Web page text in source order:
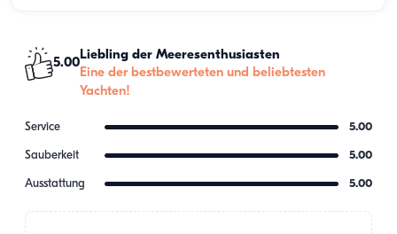
5.00
Liebling der Meeresenthusiasten
Eine der bestbewerteten und beliebtesten
Yachten!
Service 5.00
Sauberkeit 5.00
Ausstattung 5.00